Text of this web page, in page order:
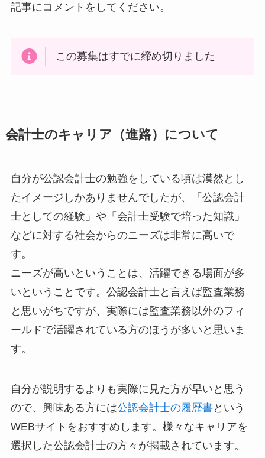
記事にコメントをしてください。
この募集はすでに締め切りました
会計士のキャリア（進路）について
自分が公認会計士の勉強をしている頃は漠然とし
たイメージしかありませんでしたが、「公認会計
士としての経験」や「会計士受験で培った知識」
などに対する社会からのニーズは非常に高いで
す。
ニーズが高いということは、 活躍できる場面が多
い ということです。公認会計士と言えば監査業務
と思いがちですが、実際には監査業務以外のフィ
ールドで活躍されている方のほうが多いと思いま
す。
自分が説明するよりも実際に見た方が早いと思う
ので、興味ある方には公認会計士の履歴書という
WEBサイトをおすすめします。様々なキャリアを
選択した公認会計士の方々が掲載されています。